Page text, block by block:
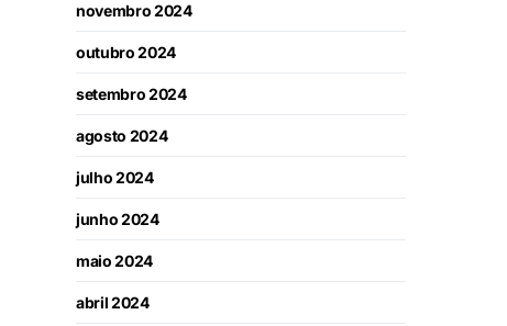
novembro 2024
outubro 2024
setembro 2024
agosto 2024
julho 2024
junho 2024
maio 2024
abril 2024